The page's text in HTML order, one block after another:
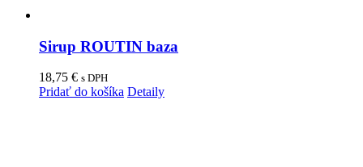
Sirup ROUTIN baza
18,75 € s DPH
Pridať do košíka Detaily